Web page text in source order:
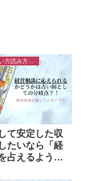
て安定した収
たいなら「経
占えるように